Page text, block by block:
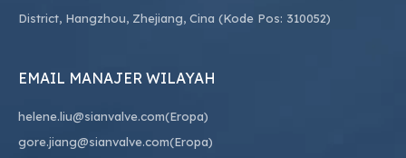
District, Hangzhou, Zhejiang, Cina (Kode Pos: 310052)
EMAIL MANAJER WILAYAH
helene.liu@sianvalve.com(Eropa)
gore.jiang@sianvalve.com(Eropa)